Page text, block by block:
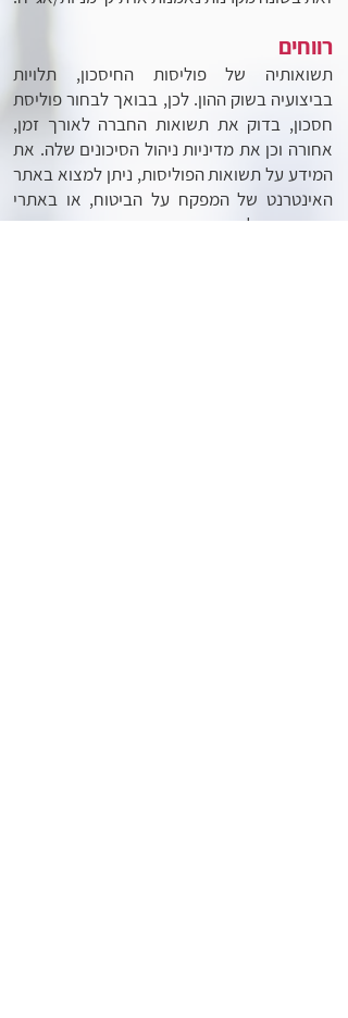
רווחים
תשואותיה של פוליסות החיסכון, תלויות
בביצועיה בשוק ההון. לכן, בבואך לבחור פוליסת
חסכון, בדוק את תשואות החברה לאורך זמן,
אחורה וכן את מדיניות ניהול הסיכונים שלה. את
המידע על תשואות הפוליסות, ניתן למצוא באתר
האינטרנט של המפקח על הביטוח, או באתרי
חברות. על פי התשואות, תבין האם החברה